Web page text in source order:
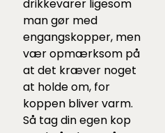
drikkevarer ligesom
man gør med
engangskopper, men
vær opmærksom på
at det kræver noget
at holde om, for
koppen bliver varm.
Så tag din egen kop